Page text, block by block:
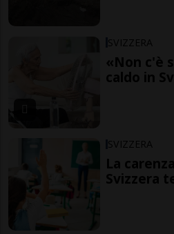
SVIZZERA
«Non c'è
caldo in
SVIZZERA
La
Svizzera